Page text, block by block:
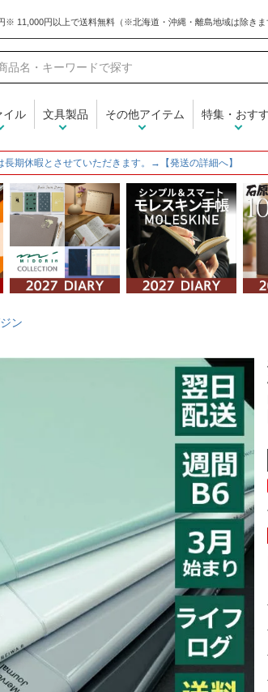
和気文具
イル 文具製品 その他アイテム 特集・おす
長期休暇とさせていただきます。→【発送の詳細へ】
ン